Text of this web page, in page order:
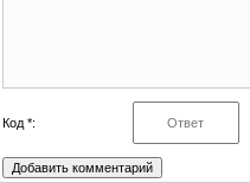
Код *: